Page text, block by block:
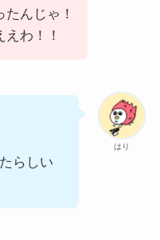
んじゃ！
わ！！
はり
らしい